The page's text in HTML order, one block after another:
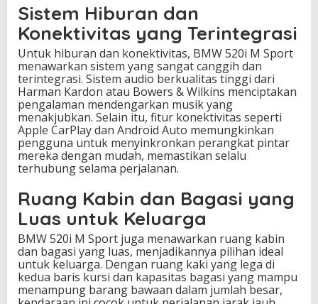
Sistem Hiburan dan
Konektivitas yang Terintegrasi
Untuk hiburan dan konektivitas, BMW 520i M Sport
menawarkan sistem yang sangat canggih dan
terintegrasi. Sistem audio berkualitas tinggi dari
Harman Kardon atau Bowers & Wilkins menciptakan
pengalaman mendengarkan musik yang
menakjubkan. Selain itu, fitur konektivitas seperti
Apple CarPlay dan Android Auto memungkinkan
pengguna untuk menyinkronkan perangkat pintar
mereka dengan mudah, memastikan selalu
terhubung selama perjalanan.
Ruang Kabin dan Bagasi yang
Luas untuk Keluarga
BMW 520i M Sport juga menawarkan ruang kabin
dan bagasi yang luas, menjadikannya pilihan ideal
untuk keluarga. Dengan ruang kaki yang lega di
kedua baris kursi dan kapasitas bagasi yang mampu
menampung barang bawaan dalam jumlah besar,